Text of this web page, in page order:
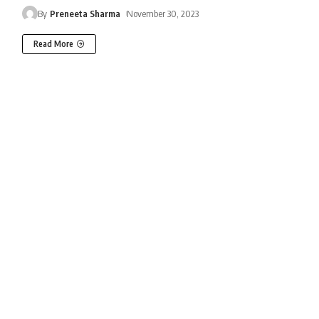
By Preneeta Sharma November 30, 2023
Read More